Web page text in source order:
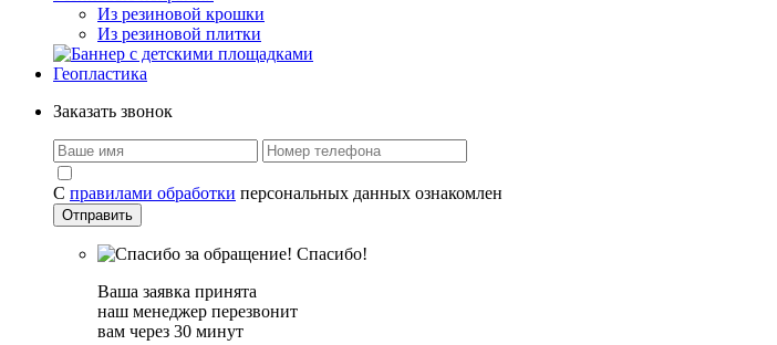
Из резиновой крошки
Из резиновой плитки
Геопластика
Заказать звонок
С правилами обработки персональных данных ознакомлен
Спасибо!
Ваша заявка принята
наш менеджер перезвонит
вам через 30 минут